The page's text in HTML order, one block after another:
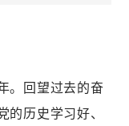
回望过去的奋
的历史学习好、